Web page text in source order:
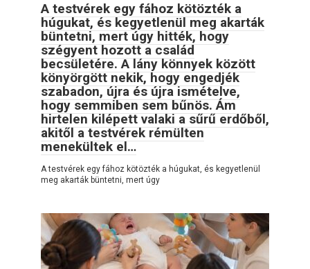
A testvérek egy fához kötözték a
húgukat, és kegyetlenül meg akarták
büntetni, mert úgy hitték, hogy
szégyent hozott a család
becsületére. A lány könnyek között
könyörgött nekik, hogy engedjék
szabadon, újra és újra ismételve,
hogy semmiben sem bűnös. Ám
hirtelen kilépett valaki a sűrű erdőből,
akitől a testvérek rémülten
menekültek el…
A testvérek egy fához kötözték a húgukat, és kegyetlenül
meg akarták büntetni, mert úgy